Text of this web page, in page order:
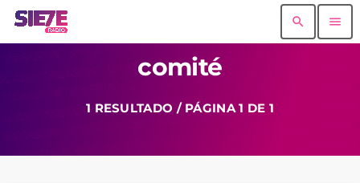
search menu
comité
1 RESULTADO / PÁGINA 1 DE 1